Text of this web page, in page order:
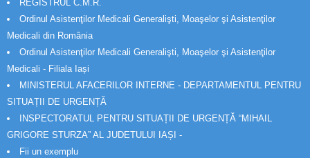
REGISTRUL C.M.R.
Ordinul Asistenţilor Medicali Generalişti, Moaşelor şi Asistenţilor
Medicali din România
Ordinul Asistenţilor Medicali Generalişti, Moaşelor şi Asistenţilor
Medicali - Filiala Iași
MINISTERUL AFACERILOR INTERNE - DEPARTAMENTUL PENTRU
SITUAȚII DE URGENȚĂ
INSPECTORATUL PENTRU SITUAȚII DE URGENȚĂ “MIHAIL
GRIGORE STURZA” AL JUDETULUI IAȘI -
Fii un exemplu